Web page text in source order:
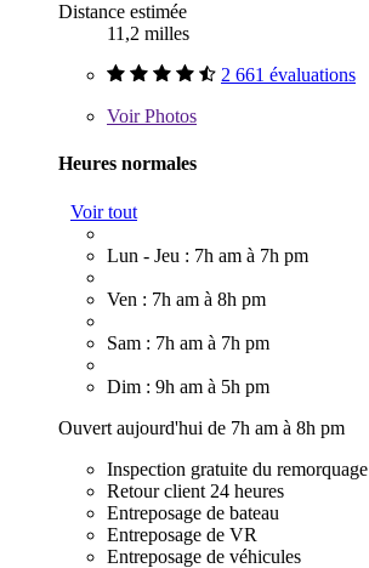
Distance estimée
11,2 milles
2 661 évaluations
VoirPhotos
Heures normales
Voir tout
Lun - Jeu : 7h am à 7h pm
Ven : 7h am à 8h pm
Sam : 7h am à 7h pm
Dim : 9h am à 5h pm
Ouvert aujourd'hui de 7h am à 8h pm
Inspection gratuite du remorquage
Retour client 24 heures
Entreposage de bateau
Entreposage de VR
Entreposage de véhicules